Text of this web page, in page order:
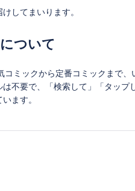
してまいります。
ついて
ミックから定番コミックまで
不要で、「検索して」「タップ
ます。